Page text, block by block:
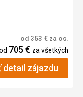
od 353 € za os.
od 705€ za všetkých
detail zájazdu